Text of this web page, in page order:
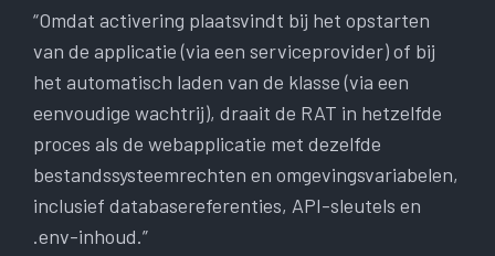
“Omdat activering plaatsvindt bij het opstarten
van de applicatie (via een serviceprovider) of bij
het automatisch laden van de klasse (via een
eenvoudige wachtrij), draait de RAT in hetzelfde
proces als de webapplicatie met dezelfde
bestandssysteemrechten en omgevingsvariabelen,
inclusief databasereferenties, API-sleutels en
.env-inhoud.”